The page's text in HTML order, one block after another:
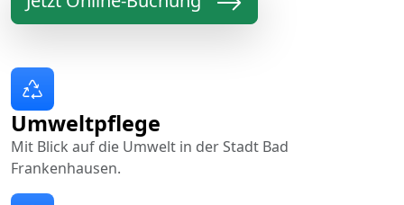
Umweltpflege
Mit Blick auf die Umwelt in der Stadt Bad
Frankenhausen.